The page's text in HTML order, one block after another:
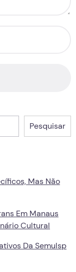
Pesquisar
Mas Não
Em Manaus
Cultural
Da Semulsp